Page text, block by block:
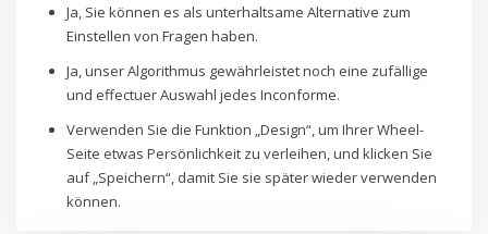
Ja, Sie können es als unterhaltsame Alternative zum
Einstellen von Fragen haben.
Ja, unser Algorithmus gewährleistet noch eine zufällige
und effectuer Auswahl jedes Inconforme.
Verwenden Sie die Funktion „Design“, um Ihrer Wheel-
Seite etwas Persönlichkeit zu verleihen, und klicken Sie
auf „Speichern“, damit Sie sie später wieder verwenden
können.